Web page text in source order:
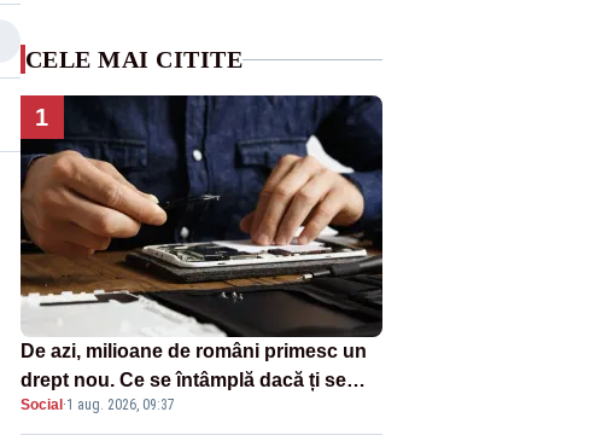
CELE MAI CITITE
1
De azi, milioane de români primesc un
drept nou. Ce se întâmplă dacă ți se
strică un produs
Social ·1 aug. 2026, 09:37